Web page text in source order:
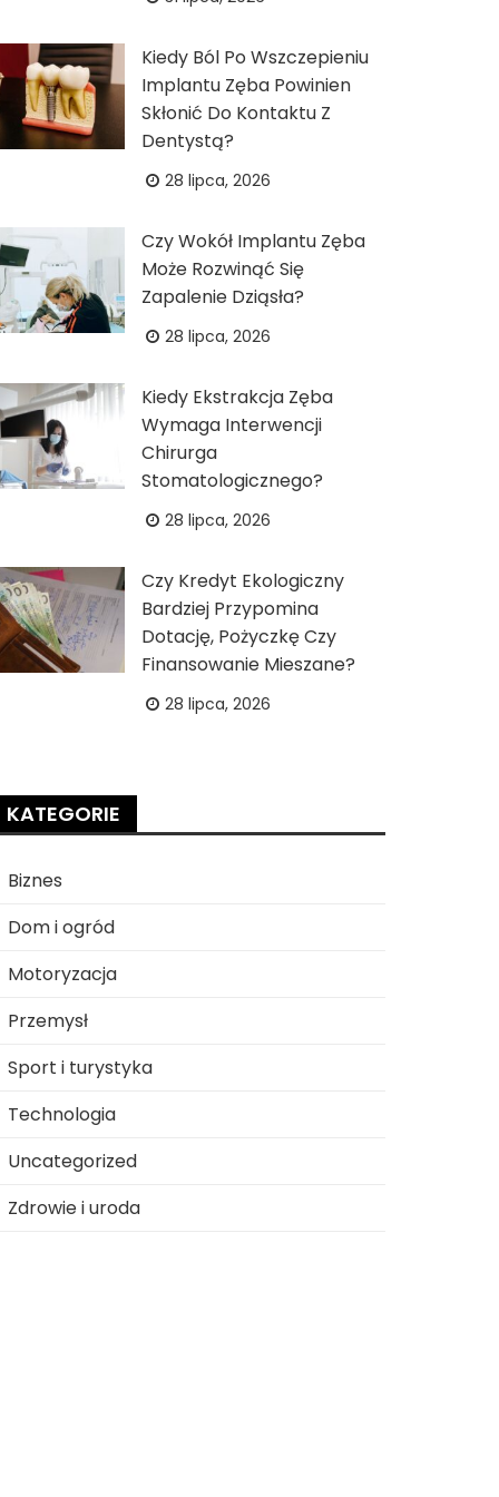
Kiedy Ból Po Wszczepieniu
Implantu Zęba Powinien
Skłonić Do Kontaktu Z
Dentystą?
28 lipca, 2026
Czy Wokół Implantu Zęba
Może Rozwinąć Się
Zapalenie Dziąsła?
28 lipca, 2026
Kiedy Ekstrakcja Zęba
Wymaga Interwencji
Chirurga
Stomatologicznego?
28 lipca, 2026
Czy Kredyt Ekologiczny
Bardziej Przypomina
Dotację, Pożyczkę Czy
Finansowanie Mieszane?
28 lipca, 2026
KATEGORIE
Biznes
Dom i ogród
Motoryzacja
Przemysł
Sport i turystyka
Technologia
Uncategorized
Zdrowie i uroda